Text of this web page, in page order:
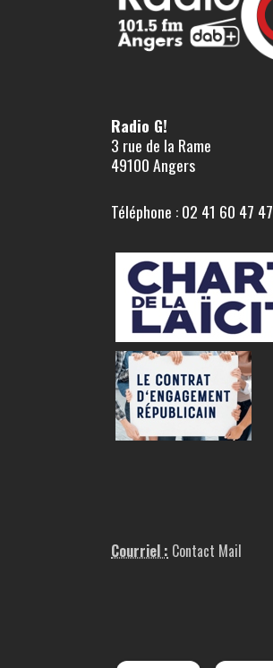
Radio G!
3 rue de la Rame
49100 Angers
Téléphone : 02 41 60 47 47
Courriel : Contact Mail